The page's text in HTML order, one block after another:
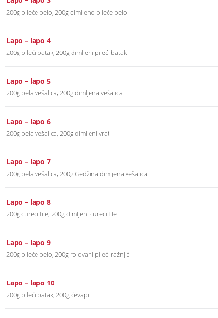
200g pileće belo, 200g dimljeno pileće belo
Lapo – lapo 4
200g pileći batak, 200g dimljeni pileći batak
Lapo – lapo 5
200g bela vešalica, 200g dimljena vešalica
Lapo – lapo 6
200g bela vešalica, 200g dimljeni vrat
Lapo – lapo 7
200g bela vešalica, 200g Gedžina dimljena vešalica
Lapo – lapo 8
200g ćureći file, 200g dimljeni ćureći file
Lapo – lapo 9
200g pileće belo, 200g rolovani pileći ražnjić
Lapo – lapo 10
200g pileći batak, 200g ćevapi